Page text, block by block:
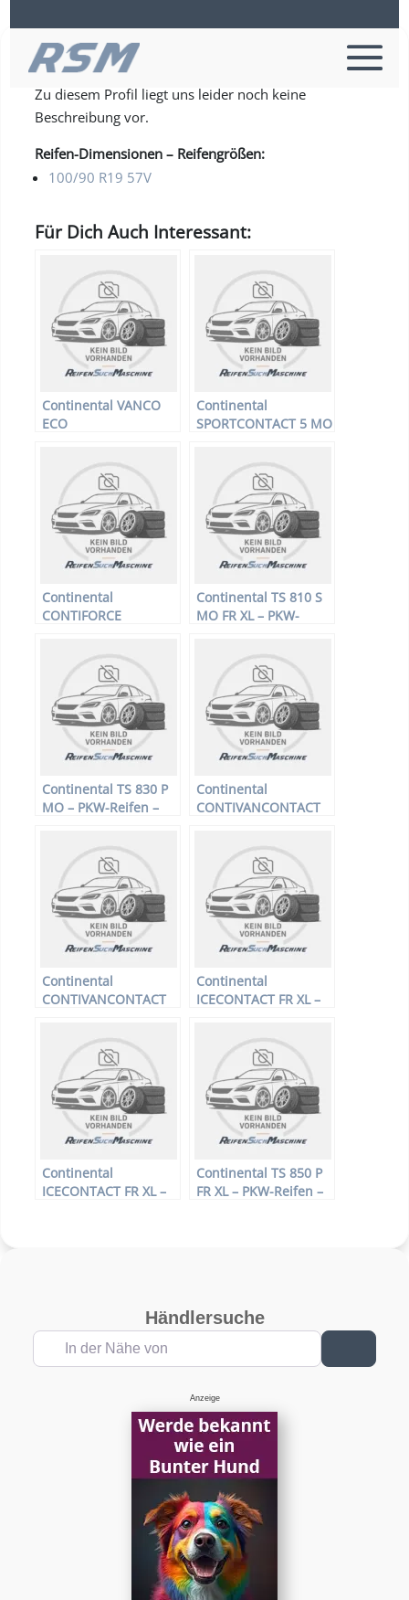
Continental CLASSIC ATTACK REAR
Zu diesem Profil liegt uns leider noch keine
Beschreibung vor.
Reifen-Dimensionen – Reifengrößen:
100/90 R19 57V
Für Dich Auch Interessant:
Continental VANCO
ECO
Continental
SPORTCONTACT 5 MO
Continental
CONTIFORCE
Continental TS 810 S
MO FR XL – PKW-
100V – Winterreifen
Continental TS 830 P
MO – PKW-Reifen –
Winterreifen
Continental
CONTIVANCONTACT
215/65 R16 109 R –
Sommerreifen
Continental
CONTIVANCONTACT
205/75 R16 110R –
Sommerreifen
Continental
ICECONTACT FR XL –
R18 101T –
Winterreifen
Continental
ICECONTACT FR XL –
Continental TS 850 P
FR XL – PKW-Reifen –
Händlersuche
In der Nähe von
Anzeige